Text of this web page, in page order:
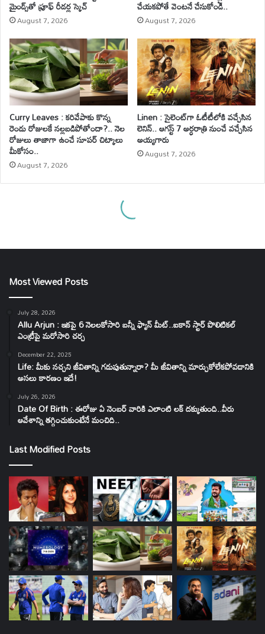
Most Viewed Posts
July 28, 2026
Allu Arjun : ఇకపై 6 నెలలకోసారి బన్నీ ఫ్యాన్ మీట్..ఐకాన్ స్టార్ పొలిటికల్
ఎంట్రీపై మరోసారి చర్చ
December 22, 2025
Life: మీకు నచ్చని జీవితాన్ని గడుపుతున్నారా? మీ జీవితాన్ని మార్చుకోలేకపోవడానికి
అసలు కారణం ఇదే!
July 26, 2026
Date Of Birth : ఈరోజు ఏ నెంబర్ వారికి ఎలాంటి లక్ దక్కుతుంది..వీరు
ఆవేశాన్ని తగ్గించుకుంటేనే మంచిది..
Last Modified Posts